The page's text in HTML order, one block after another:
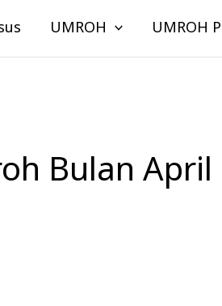
UMROH UMROH
Bulan April